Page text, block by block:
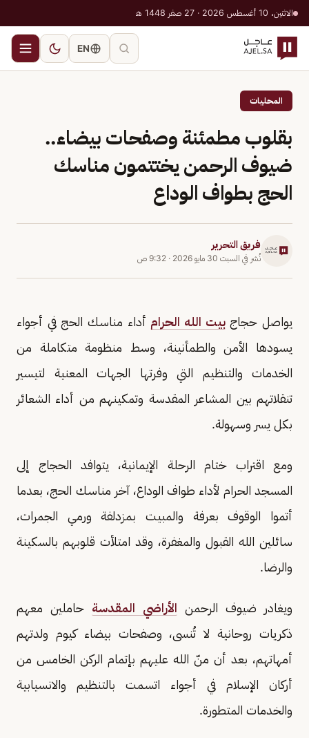
الاثنين، 10 أغسطس 2026 · 27 صفر 1448 هـ
EN
المحليات
بقلوب مطمئنة وصفحات بيضاء..
ضيوف الرحمن يختتمون مناسك
الحج بطواف الوداع
فريق التحرير
نُشر في السبت 30 مايو 2026 · 9:32 ص
يواصل حجاجبيت الله الحرام أداء مناسك الحج في أجواء
يسودها الأمن والطمأنينة، وسط منظومة متكاملة من
الخدمات والتنظيم التي وفرتها الجهات المعنية لتيسير
تنقلاتهم بين المشاعر المقدسة وتمكينهم من أداء الشعائر
بكل يسر وسهولة.
ومع اقتراب ختام الرحلة الإيمانية، يتوافد الحجاج إلى
المسجد الحرام لأداء طواف الوداع، آخر مناسك الحج، بعدما
أتموا الوقوف بعرفة والمبيت بمزدلفة ورمي الجمرات،
سائلين الله القبول والمغفرة، وقد امتلأت قلوبهم بالسكينة
والرضا.
ويغادر ضيوف الرحمن الأراضي المقدسة حاملين معهم
ذكريات روحانية لا تُنسى، وصفحات بيضاء كيوم ولدتهم
أمهاتهم، بعد أن منّ الله عليهم بإتمام الركن الخامس من
أركان الإسلام في أجواء اتسمت بالتنظيم والانسيابية
والخدمات المتطورة.